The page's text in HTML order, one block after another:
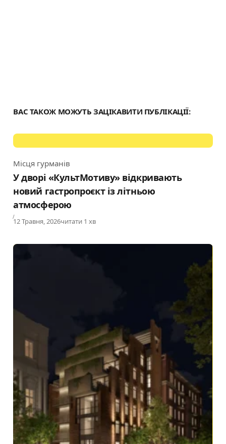
ВАС ТАКОЖ МОЖУТЬ ЗАЦІКАВИТИ ПУБЛІКАЦІЇ:
Category
Місця гурманів
У дворі «КультМотиву» відкривають
новий гастропроєкт із літньою
атмосферою
Published
12 Травня, 2026читати 1 хв